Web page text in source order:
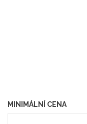
MINIMÁLNÍ CENA